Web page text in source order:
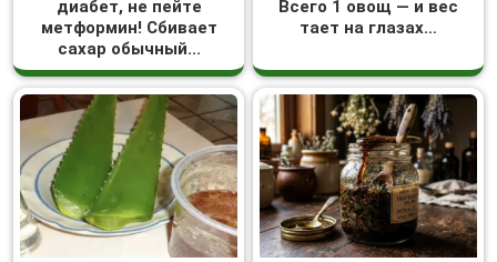
диабет, не пейте
метформин! Сбивает
сахар обычный...
Всего 1 овощ — и вес
тает на глазах…